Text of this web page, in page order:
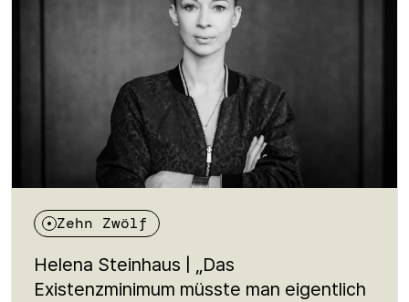
um die Frage, was passieren muss, damit das Recht
auf Bildung tatsächlich für alle gilt.
Zehn Zwölf
Helena Steinhaus | „Das
Existenzminimum müsste man eigentlich